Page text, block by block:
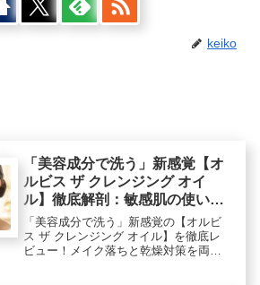
keiko
「美容成分で洗う」新感覚【オ
ルビス ザ クレンジング オイ
ル】徹底解剖：敏感肌の使い方
も
「美容成分で洗う」新感覚の【オルビ
ス ザ クレンジング オイル】を徹底レ
ビュー！メイク落ちと乾燥対策を両立